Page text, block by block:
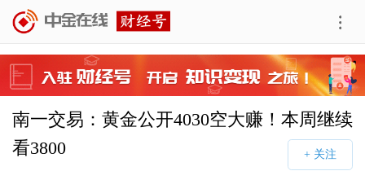
南一交易：黄金公开4030空大赚！本周继续
看3800